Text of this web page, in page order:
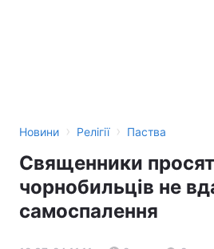
Новини › Релігії › Паства
Священники
чорнобильців не
самоспалення